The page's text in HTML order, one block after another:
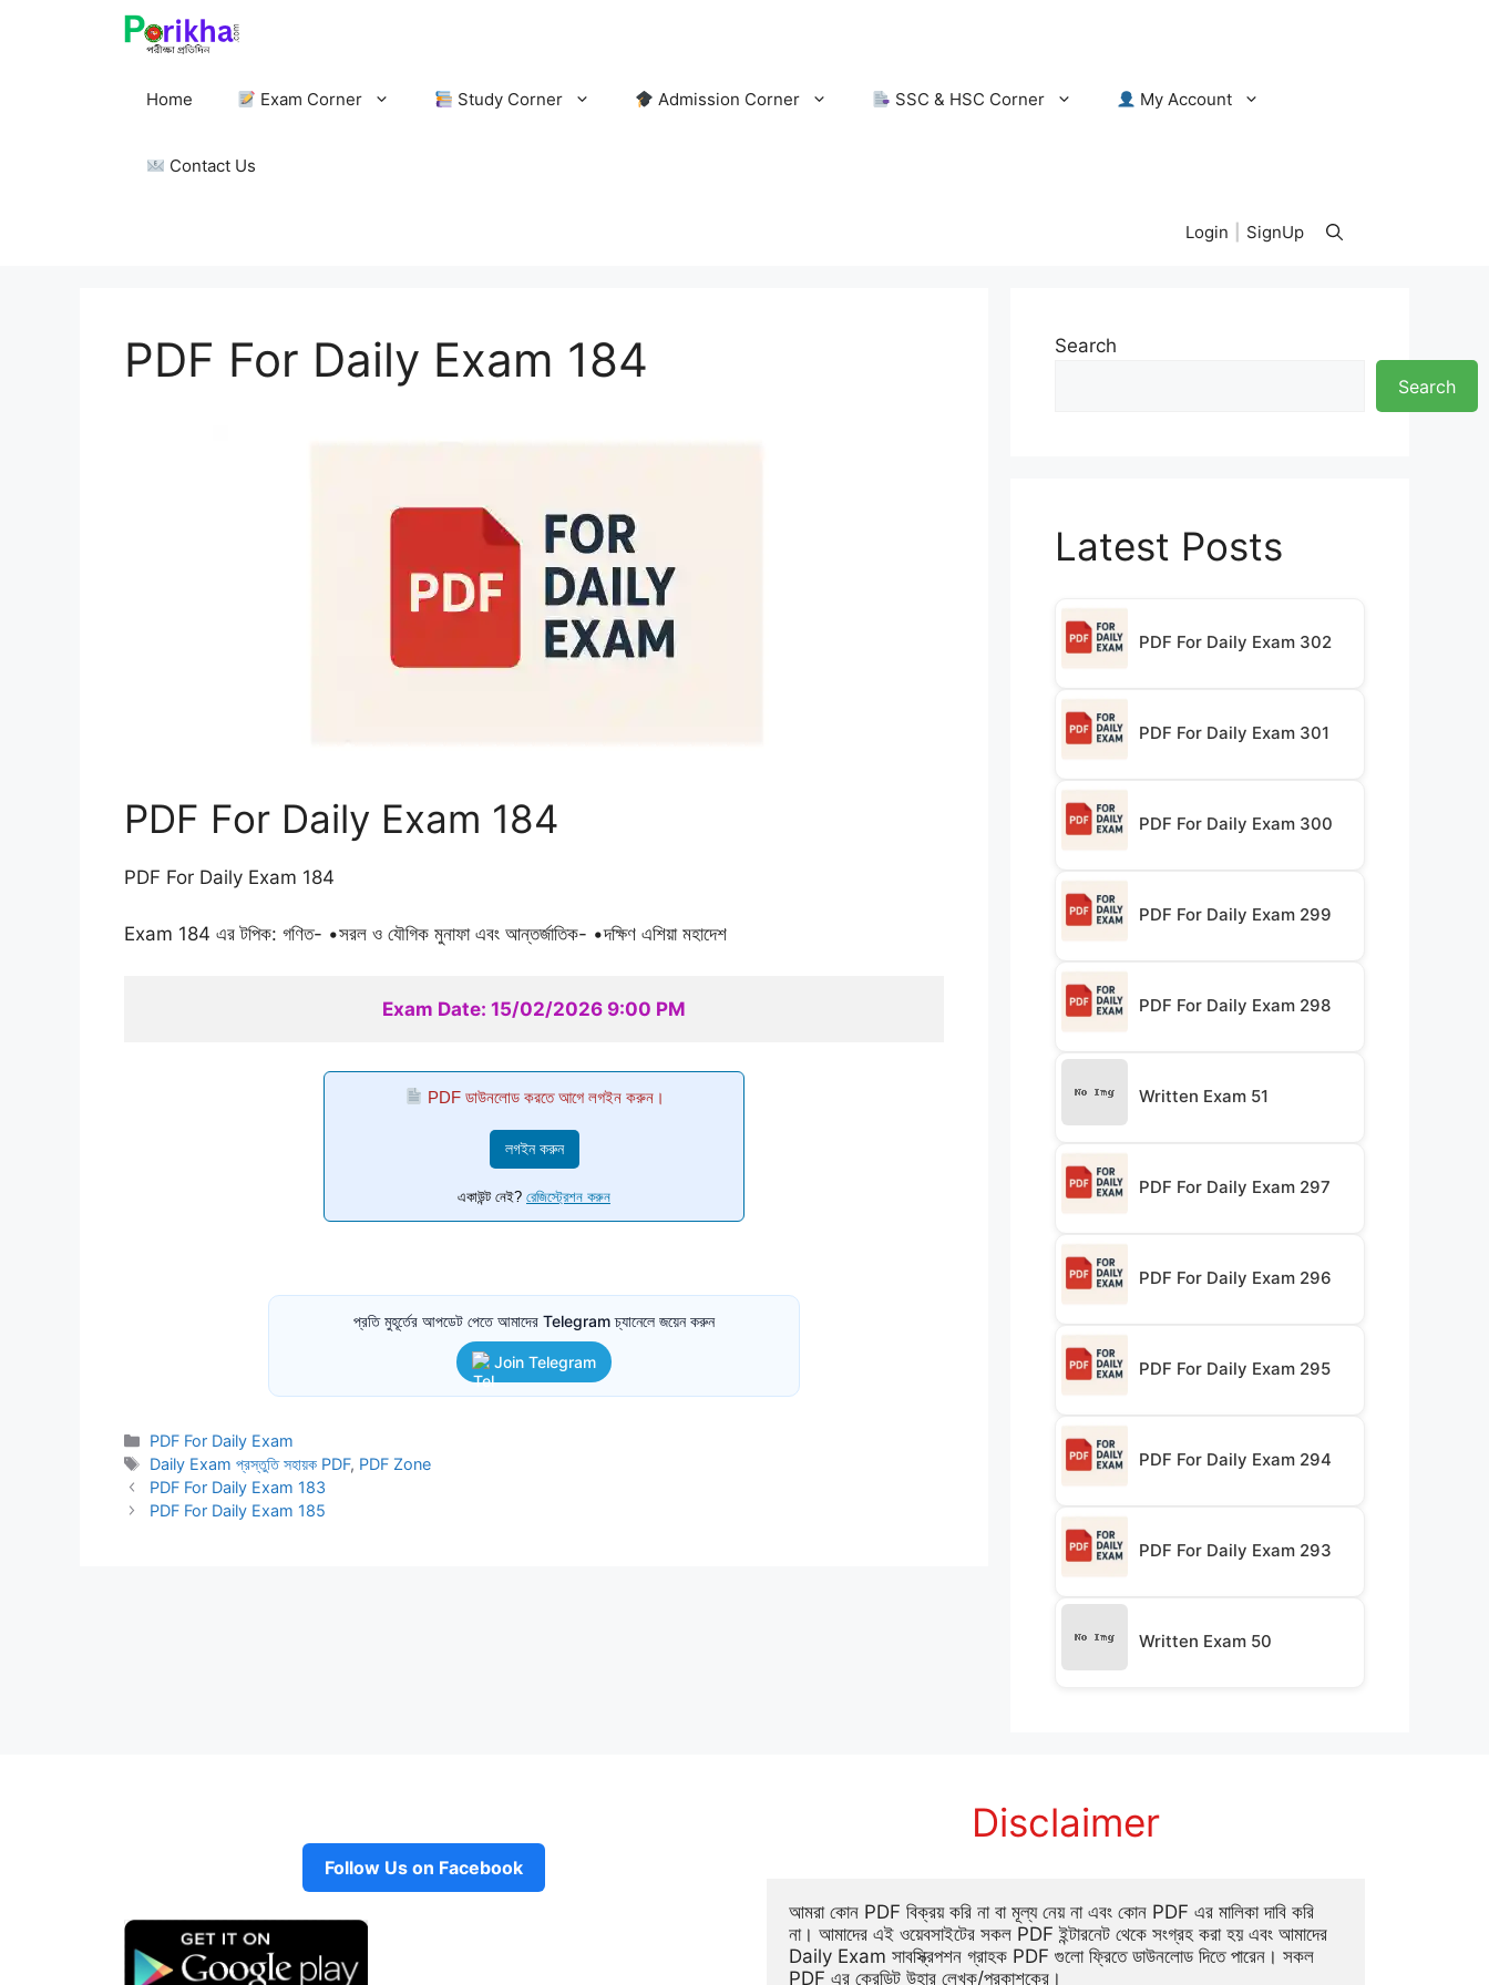
Home Exam Corner Study Corner Admission Corner SSC & HSC Corner My Account
Contact Us
Login SignUp
PDF For Daily Exam 184
PDF For Daily Exam 184
PDF For Daily Exam 184
Exam 184 এর টপিক: গণিত- •সরল ও যৌগিক মুনাফা এবং আন্তর্জাতিক- •দক্ষিণ এশিয়া মহাদেশ
Exam Date: 15/02/2026 9:00 PM
PDF ডাউনলোড করতে আগে লগইন করুন।
লগইন করুন
একাউন্ট নেই? রেজিস্ট্রেশন করুন
প্রতি মুহূর্তের আপডেট পেতে আমাদের Telegram চ্যানেলে জয়েন করুন
Join Telegram
Categories
PDF For Daily Exam
Tags
Daily Exam প্রস্তুতি সহায়ক PDF, PDF Zone
PDF For Daily Exam 183
PDF For Daily Exam 185
Search
Search
Latest Posts
PDF For Daily Exam 302
PDF For Daily Exam 301
PDF For Daily Exam 300
PDF For Daily Exam 299
PDF For Daily Exam 298
Written Exam 51
PDF For Daily Exam 297
PDF For Daily Exam 296
PDF For Daily Exam 295
PDF For Daily Exam 294
PDF For Daily Exam 293
Written Exam 50
Follow Us on Facebook
Disclaimer
আমরা কোন PDF বিক্রয় করি না বা মূল্য নেয় না এবং কোন PDF এর মালিকা দাবি করি
না। আমাদের এই ওয়েবসাইটের সকল PDF ইন্টারনেট থেকে সংগ্রহ করা হয় এবং আমাদের
Daily Exam সাবস্ক্রিপশন গ্রাহক PDF গুলো ফ্রিতে ডাউনলোড দিতে পারেন। সকল
PDF এর ক্রেডিট উহার লেখক/প্রকাশকের।